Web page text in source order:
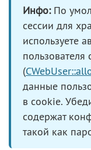
Инфо:По
сессии для
используете
(
данные
в cookie.
содержат
такой как